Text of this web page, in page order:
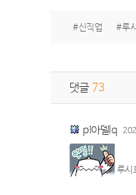
#신직업 #루
댓글 73
pI아델lq
루시